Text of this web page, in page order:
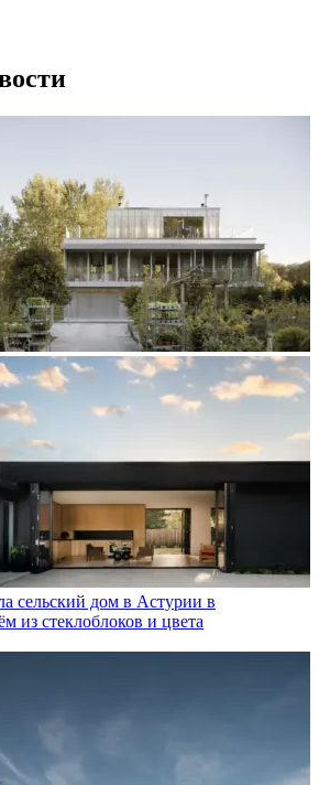
сельский дом в Астурии в
из стеклоблоков и цвета